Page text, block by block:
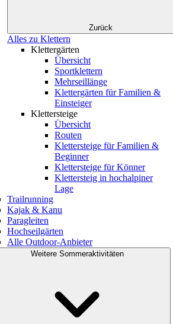
Zurück
Alles zu Klettern
Klettergärten
Übersicht
Sportklettern
Mehrseillänge
Klettergärten für Familien &
Einsteiger
Klettersteige
Übersicht
Routen
Klettersteige für Familien &
Beginner
Klettersteige für Könner
Klettersteig in hochalpiner
Lage
Trailrunning
Kajak & Kanu
Paragleiten
Hochseilgärten
Alle Outdoor-Anbieter
Weitere Sommeraktivitäten